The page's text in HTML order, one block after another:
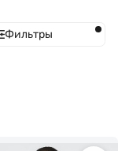
Фильтры